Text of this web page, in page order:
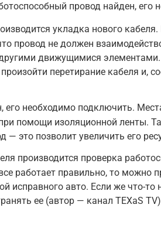
провод найден, его
укладка нового
провод не должен
движущимися
перетирание кабеля и,
его необходимо подключить.
помощи изоляционной ленты.
— это позволит увеличить его
производится проверка
работает правильно, то можно
исправного авто. Если же что-то
ее (автор — канал TEXaS